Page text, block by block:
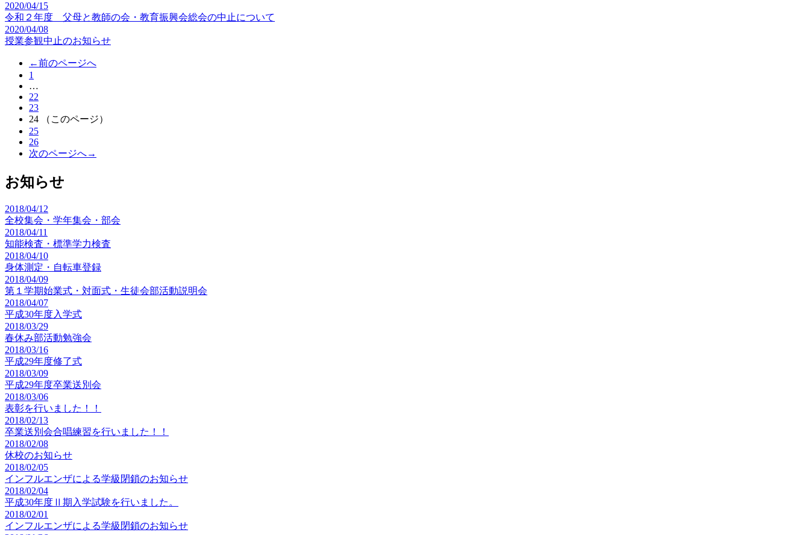
2020/04/15
令和２年度 父母と教師の会・教育振興会総会の中止について
2020/04/08
授業参観中止のお知らせ
←前のページへ
1
…
22
23
24
（このページ）
25
26
次のページへ→
お知らせ
2018/04/12
全校集会・学年集会・部会
2018/04/11
知能検査・標準学力検査
2018/04/10
身体測定・自転車登録
2018/04/09
第１学期始業式・対面式・生徒会部活動説明会
2018/04/07
平成30年度入学式
2018/03/29
春休み部活動勉強会
2018/03/16
平成29年度修了式
2018/03/09
平成29年度卒業送別会
2018/03/06
表彰を行いました！！
2018/02/13
卒業送別会合唱練習を行いました！！
2018/02/08
休校のお知らせ
2018/02/05
インフルエンザによる学級閉鎖のお知らせ
2018/02/04
平成30年度Ⅱ期入学試験を行いました。
2018/02/01
インフルエンザによる学級閉鎖のお知らせ